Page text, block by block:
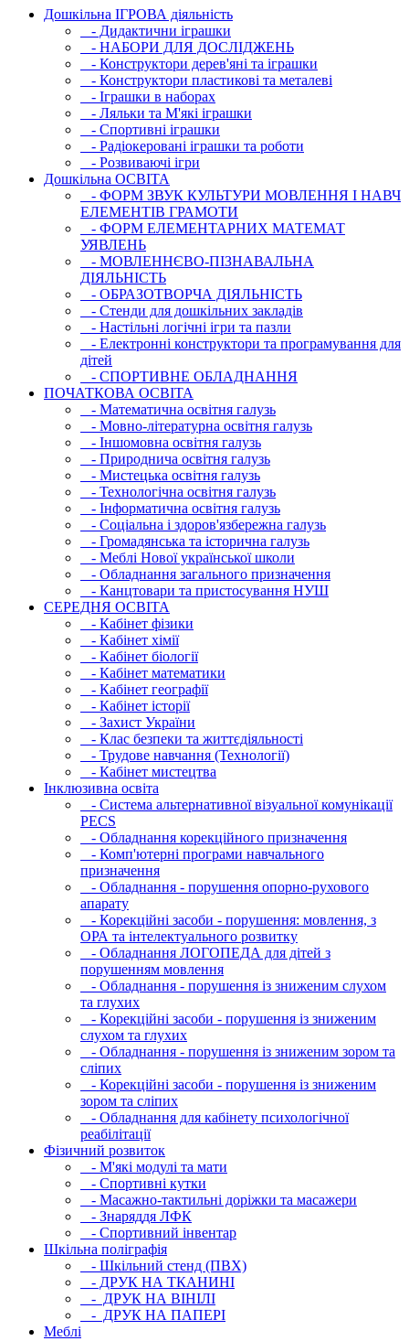
Дошкільна ІГРОВА діяльність
- Дидактични іграшки
- НАБОРИ ДЛЯ ДОСЛІДЖЕНЬ
- Конструктори дерев'яні та іграшки
- Конструктори пластикові та металеві
- Іграшки в наборах
- Ляльки та М'які іграшки
- Спортивні іграшки
- Радіокеровані іграшки та роботи
- Розвиваючі ігри
Дошкільна ОСВIТА
- ФОРМ ЗВУК КУЛЬТУРИ МОВЛЕННЯ І НАВЧ
ЕЛЕМЕНТІВ ГРАМОТИ
- ФОРМ ЕЛЕМЕНТАРНИХ МАТЕМАТ
УЯВЛЕНЬ
- МОВЛЕННЄВО-ПІЗНАВАЛЬНА
ДІЯЛЬНІСТЬ
- ОБРАЗОТВОРЧА ДІЯЛЬНІСТЬ
- Стенди для дошкільних закладів
- Настільні логічні ігри та пазли
- Електронні конструктори та програмування для
дітей
- СПОРТИВНЕ ОБЛАДНАННЯ
ПОЧАТКОВА ОСВIТА
- Математична освітня галузь
- Мовно-літературна освітня галузь
- Iншомовна освітня галузь
- Природнича освітня галузь
- Мистецька освітня галузь
- Технологічна освітня галузь
- Інфopматична освітня галузь
- Соціальна і здоров'язбережна галузь
- Громадянська та історична галузь
- Меблі Нової української школи
- Обладнання загального призначення
- Канцтовари та пристосування НУШ
СЕРЕДНЯ ОСВIТА
- Кабінет фізики
- Кабінет хімії
- Кабінет біології
- Кабінет математики
- Кабінет географії
- Кабінет історії
- Захист України
- Клас безпеки та життєдіяльності
- Трудове навчання (Технології)
- Кабінет мистецтва
Інклюзивна освіта
- Система альтернативної візуальної комунікації
PECS
- Обладнання корекційного призначення
- Комп'ютерні програми навчального
призначення
- Обладнання - порушення опорно-рухового
апарату
- Корекційні засоби - порушення: мовлення, з
ОРА та інтелектуального розвитку
- Обладнання ЛОГОПЕДА для дітей з
порушенням мовлення
- Обладнання - порушення із зниженим слухом
та глухих
- Корекційні засоби - порушення із зниженим
слухом та глухих
- Обладнання - порушення із зниженим зором та
сліпих
- Корекційні засоби - порушення із зниженим
зором та сліпих
- Обладнання для кабінету психологічної
реабілітації
Фізичний розвиток
- М'які модулi та мати
- Спортивні кутки
- Масажно-тактильні доріжки та масажери
- Знаряддя ЛФК
- Спортивний інвентар
Шкільна поліграфія
- Шкільний стенд (ПВХ)
- ДРУК НА ТКАНИНІ
- ДРУК НА ВІНІЛІ
- ДРУК НА ПАПЕРІ
Меблі